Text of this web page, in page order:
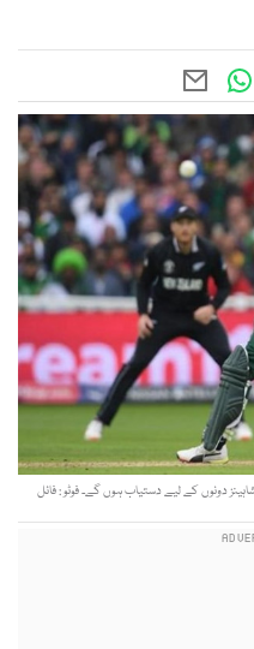
دونوں کے لیے دستیاب ہوں گے۔ فوٹو : فائل